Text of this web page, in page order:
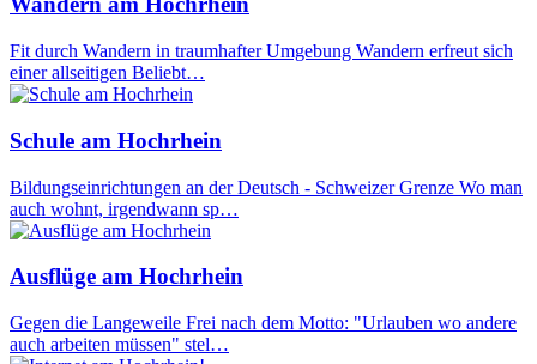
Fit durch Wandern in traumhafter Umgebung Wandern erfreut sich
einer allseitigen Beliebt…
Schule am Hochrhein
Bildungseinrichtungen an der Deutsch - Schweizer Grenze Wo man
auch wohnt, irgendwann sp…
Ausflüge am Hochrhein
Gegen die Langeweile Frei nach dem Motto: "Urlauben wo andere
auch arbeiten müssen" stel…